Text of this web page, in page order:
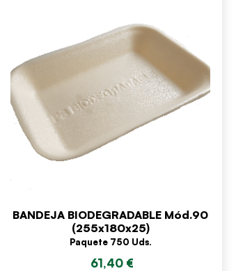
BANDEJA BIODEGRADABLE Mód.90
(255x180x25)
Paquete 750 Uds.
61,40 €